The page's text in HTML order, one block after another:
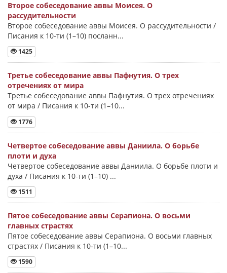
Второе собеседование аввы Моисея. О
рассудительности
Второе собеседование аввы Моисея. О рассудительности /
Писания к 10-ти (1–10) посланн...
1425
Третье собеседование аввы Пафнутия. О трех
отречениях от мира
Третье собеседование аввы Пафнутия. О трех отречениях
от мира / Писания к 10-ти (1–10...
1776
Четвертое собеседование аввы Даниила. О борьбе
плоти и духа
Четвертое собеседование аввы Даниила. О борьбе плоти и
духа / Писания к 10-ти (1–10) ...
1511
Пятое собеседование аввы Серапиона. О восьми
главных страстях
Пятое собеседование аввы Серапиона. О восьми главных
страстях / Писания к 10-ти (1–10...
1590